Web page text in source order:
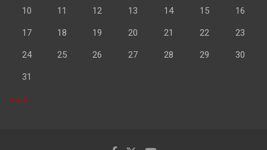
10 11 12 13 14 15 16
17 18 19 20 21 22 23
24 25 26 27 28 29 30
31
« Jul